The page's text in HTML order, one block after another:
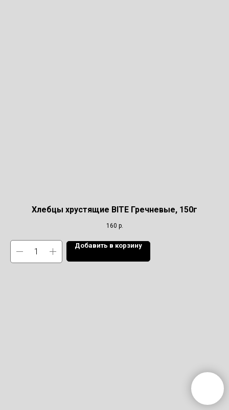
Хлебцы хрустящие BITE Гречневые, 150г
160 р.
Добавить в корзину